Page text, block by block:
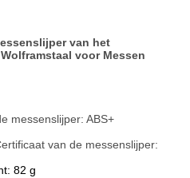
van het
voor Messen
messenslijper: ABS+
van de messenslijper:
82 g